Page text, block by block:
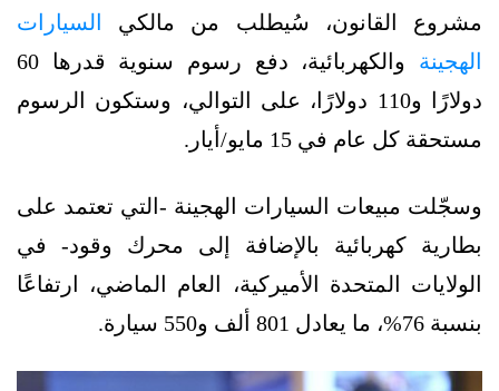
مشروع القانون، سُيطلب من مالكي السيارات
الهجينة
والكهربائية، دفع رسوم سنوية قدرها 60
دولارًا و110 دولارًا، على التوالي، وستكون الرسوم
مستحقة كل عام في 15 مايو/أيار.
وسجّلت مبيعات السيارات الهجينة -التي تعتمد على
بطارية كهربائية بالإضافة إلى محرك وقود- في
الولايات المتحدة الأميركية، العام الماضي، ارتفاعًا
بنسبة 76%، ما يعادل 801 ألف و550 سيارة.